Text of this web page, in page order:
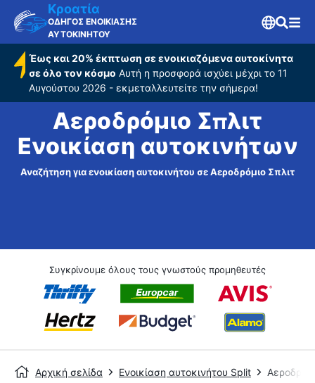
Κροατία
ΟΔΗΓΟΣ ΕΝΟΙΚΙΑΣΗΣ
ΑΥΤΟΚΙΝΗΤΟΥ
Έως και 20% έκπτωση σε ενοικιαζόμενα αυτοκίνητα
σε όλο τον κόσμο Αυτή η προσφορά ισχύει μέχρι το 11
Αυγούστου 2026 - εκμεταλλευτείτε την σήμερα!
Αεροδρόμιο Σπλιτ
Ενοικίαση αυτοκινήτων
Αναζήτηση για ενοικίαση αυτοκινήτου σε Αεροδρόμιο Σπλιτ
Συγκρίνουμε όλους τους γνωστούς προμηθευτές
Αρχική σελίδα Ενοικίαση αυτοκινήτου Split